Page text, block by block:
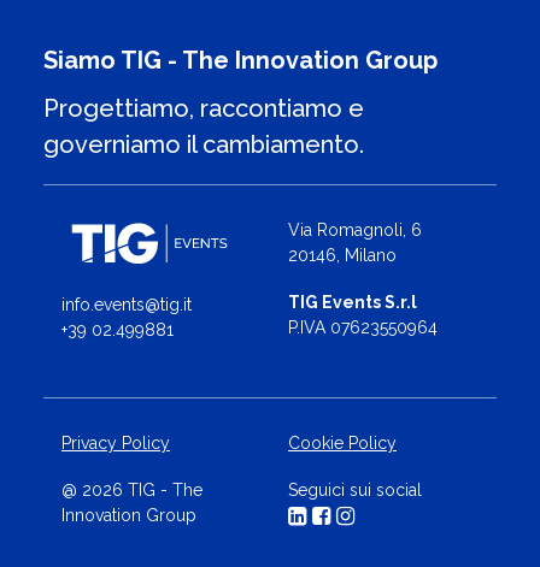
Siamo TIG - The Innovation Group
Progettiamo, raccontiamo e
governiamo il cambiamento.
info.events@tig.it
+39 02.499881
Via Romagnoli, 6
20146, Milano
TIG Events S.r.l
P.IVA 07623550964
Privacy Policy Cookie Policy
@ 2026 TIG - The
Innovation Group
Seguici sui social